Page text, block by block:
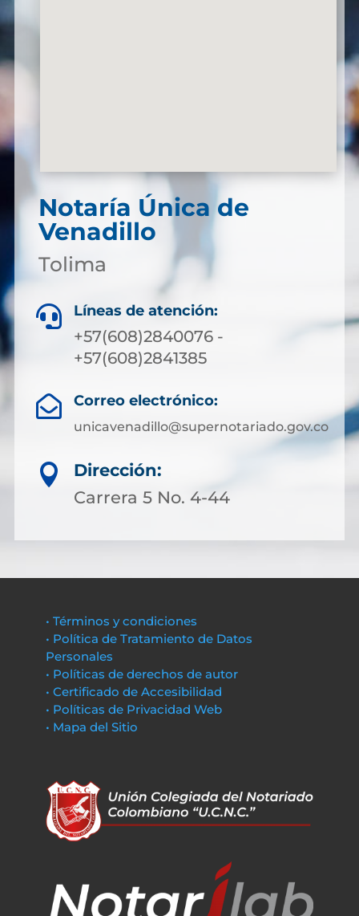
Notaría Única de
Venadillo
Tolima
 Líneas de atención:
+57(608)2840076 -
+57(608)2841385
 Correo electrónico:
unicavenadillo@supernotariado.gov.co

Dirección:
Carrera 5 No. 4-44
• Términos y condiciones
• Política de Tratamiento de Datos
Personales
• Políticas de derechos de autor
• Certificado de Accesibilidad
• Políticas de Privacidad Web
• Mapa del Sitio